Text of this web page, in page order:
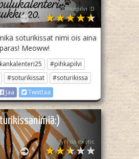
Pihkapilvi :D
soturikissat nimi ois aina
paras! Meoww!
#pihkapilvi
#soturikissat
#soturikissa
Jaa
Twiittaa
Jyri da exotic